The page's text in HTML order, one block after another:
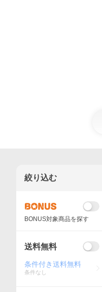
絞り込む
BONUS対象商品を探す
送料無料
条件付き送料無料
条件なし